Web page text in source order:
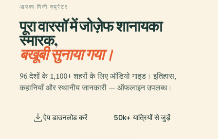
आपका निजी क्यूरेटर
पूरा वारसॉ में जोज़ेफ शानायका
स्मारक,
बखूबी सुनाया गया।
96 देशों के 1,100+ शहरों के लिए ऑडियो गाइड। इतिहास,
कहानियाँ और स्थानीय जानकारी — ऑफलाइन उपलब्ध।
ऐप डाउनलोड करें 50k+ यात्रियों से जुड़ें